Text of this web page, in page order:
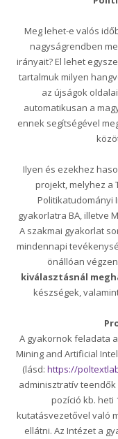
Meg lehet-e valós
nagyságrendben
irányait? El lehet
tartalmuk milyen
az újságok
automatikusan a
ennek segítségével
Ilyen és ezekhez
projekt, melyhez a
Politikatudományi
gyakorlatra BA, illetve
A szakmai gyakorlat
mindennapi
önállóan
kiválasztásnál
készségek,
A gyakornok feladata
Mining and Artificial
(lásd: https://
adminisztratív
pozíció kb. heti
kutatásvezetővel való
ellátni. Az Intézet a